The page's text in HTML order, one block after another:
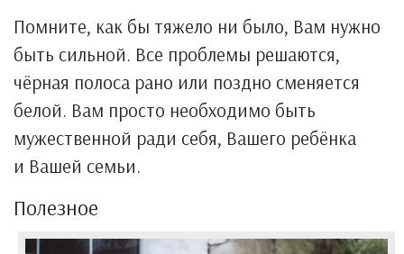
Помните, как бы тяжело ни было, Вам нужно
быть сильной. Все проблемы решаются,
чёрная полоса рано или поздно сменяется
белой. Вам просто необходимо быть
мужественной ради себя, Вашего ребёнка
и Вашей семьи.
Полезное